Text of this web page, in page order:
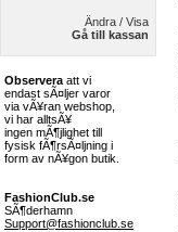
Ändra / Visa
Gå till kassan
Observera att vi
endast sÃ¤ljer varor
via vÃ¥ran webshop,
vi har alltsÃ¥
ingen mÃ¶jlighet till
fysisk fÃ¶rsÃ¤ljning i
form av nÃ¥gon butik.
FashionClub.se
SÃ¶derhamn
Support@fashionclub.se